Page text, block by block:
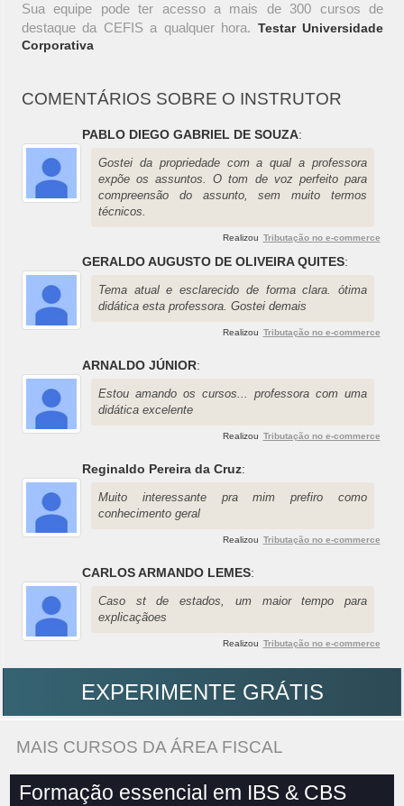
Sua equipe pode ter acesso a mais de 300 cursos de
destaque da CEFIS a qualquer hora. Testar Universidade
Corporativa
COMENTÁRIOS SOBRE O INSTRUTOR
PABLO DIEGO GABRIEL DE SOUZA:
Gostei da propriedade com a qual a professora
expõe os assuntos. O tom de voz perfeito para
compreensão do assunto, sem muito termos
técnicos.
Realizou Tributação no e-commerce
GERALDO AUGUSTO DE OLIVEIRA QUITES:
Tema atual e esclarecido de forma clara. ótima
didática esta professora. Gostei demais
Realizou Tributação no e-commerce
ARNALDO JÚNIOR:
Estou amando os cursos... professora com uma
didática excelente
Realizou Tributação no e-commerce
Reginaldo Pereira da Cruz:
Muito interessante pra mim prefiro como
conhecimento geral
Realizou Tributação no e-commerce
CARLOS ARMANDO LEMES:
Caso st de estados, um maior tempo para
explicaçãoes
Realizou Tributação no e-commerce
EXPERIMENTE GRÁTIS
MAIS CURSOS DA ÁREA FISCAL
Formação essencial em IBS & CBS